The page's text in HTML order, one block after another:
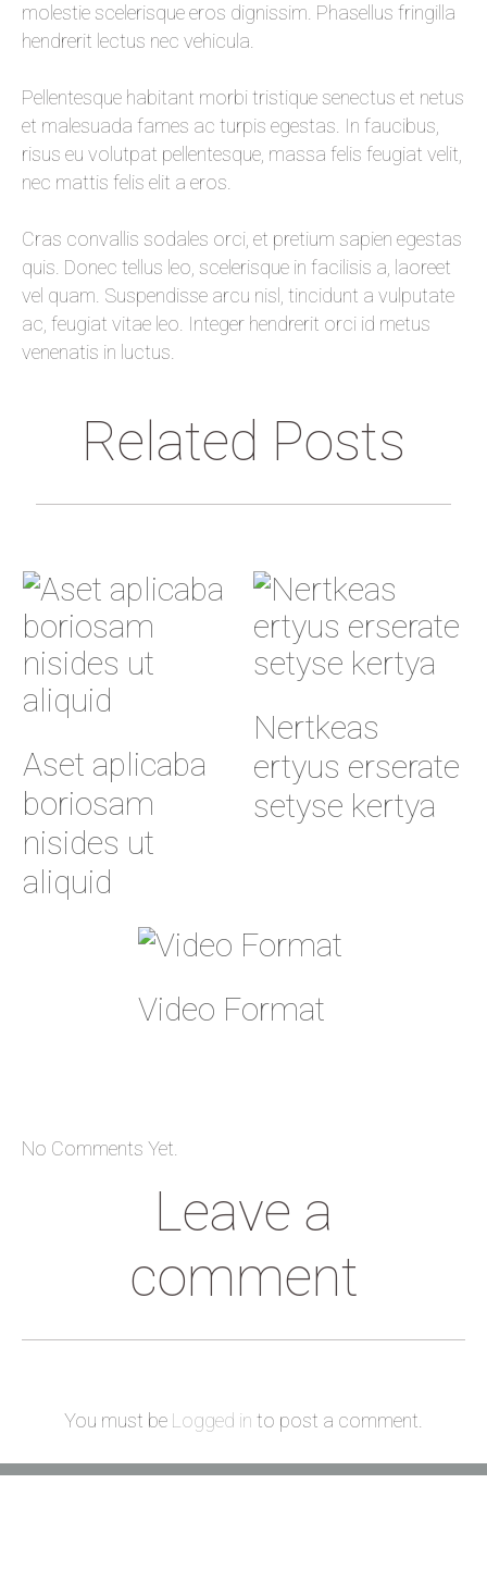
molestie scelerisque eros dignissim. Phasellus fringilla
hendrerit lectus nec vehicula.
Pellentesque habitant morbi tristique senectus et netus
et malesuada fames ac turpis egestas. In faucibus,
risus eu volutpat pellentesque, massa felis feugiat velit,
nec mattis felis elit a eros.
Cras convallis sodales orci, et pretium sapien egestas
quis. Donec tellus leo, scelerisque in facilisis a, laoreet
vel quam. Suspendisse arcu nisl, tincidunt a vulputate
ac, feugiat vitae leo. Integer hendrerit orci id metus
venenatis in luctus.
Related Posts
Aset aplicaba
boriosam
nisides ut
aliquid
Nertkeas
ertyus erserate
setyse kertya
Video Format
No Comments Yet.
Leave a
comment
You must be Logged in to post a comment.